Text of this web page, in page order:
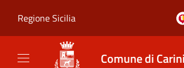
Regione Sicilia
Comune di Carini